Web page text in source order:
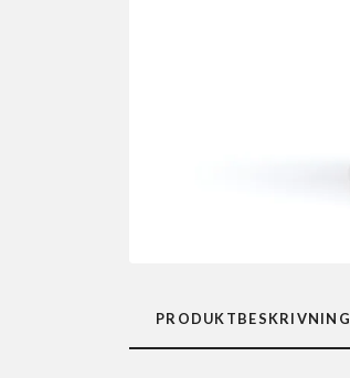
PRODUKTBESKRIVNING